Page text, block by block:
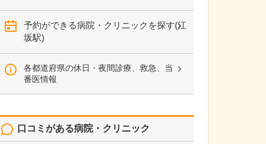
予約ができる病院・クリニックを探す(江
坂駅)
各都道府県の休日・夜間診療、救急、当
番医情報
口コミがある病院・クリニック